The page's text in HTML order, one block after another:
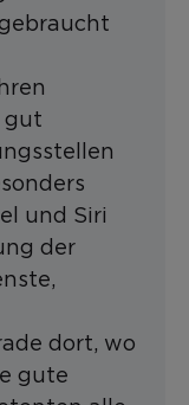
gut
und Siri
der
dort, wo
gute